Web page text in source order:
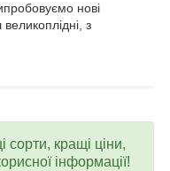
нові
з
сорти, кращі ціни,
інформації!